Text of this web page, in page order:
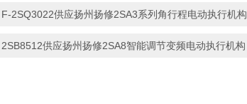
F-2SQ3022供应扬州扬修2SA3系列角行程电动执行机构
2SB8512供应扬州扬修2SA8智能调节变频电动执行机构